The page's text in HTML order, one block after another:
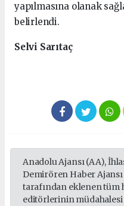
yapılmasına olanak
belirlendi.
Selvi Sarıtaç
Anadolu Ajansı (AA),
Demirören Haber
tarafından eklenen tüm
editörlerinin